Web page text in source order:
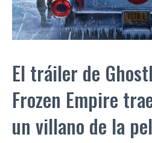
El tráiler de
Frozen Empire
un villano de la